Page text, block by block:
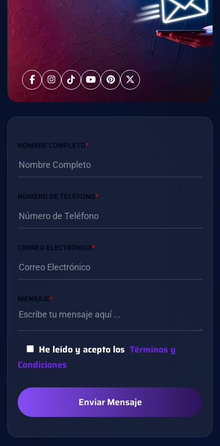
NOMBRE COMPLETO*
NÚMERO DE TELÉFONO*
CORREO ELECTRÓNICO*
MENSAJE*
He leído y acepto los Términos y
Condiciones
Enviar Mensaje